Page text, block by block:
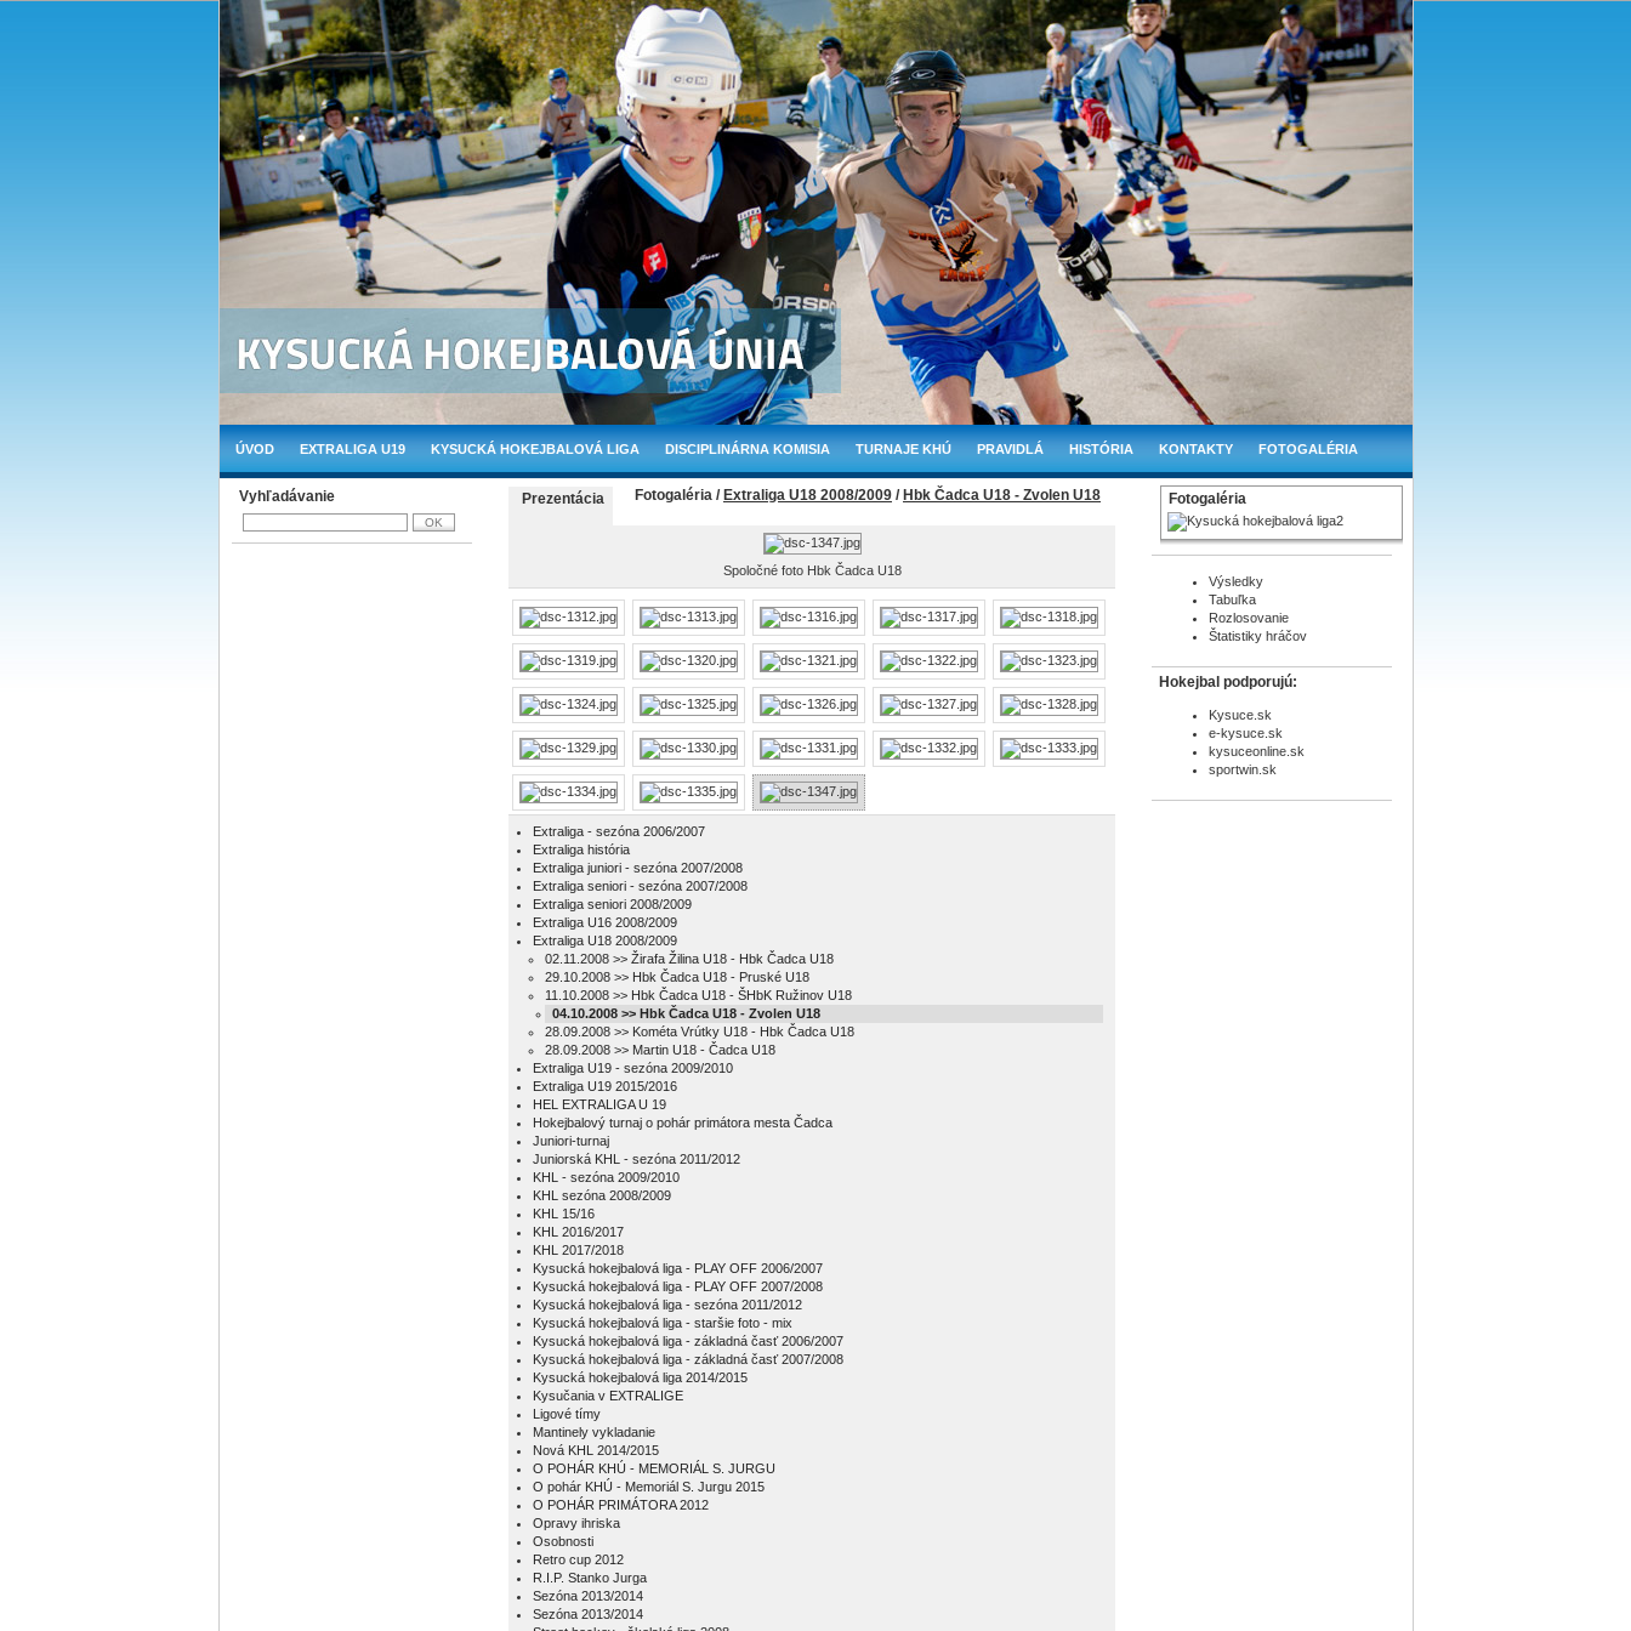
ÚVOD EXTRALIGA U19 KYSUCKÁ HOKEJBALOVÁ LIGA DISCIPLINÁRNA KOMISIA TURNAJE KHÚ PRAVIDLÁ HISTÓRIA KONTAKTY FOTOGALÉRIA
Vyhľadávanie Prezentácia Fotogaléria / Extraliga U18 2008/2009 / Hbk Čadca U18 - Zvolen U18
Spoločné foto Hbk Čadca U18
Extraliga - sezóna 2006/2007
Extraliga história
Extraliga juniori - sezóna 2007/2008
Extraliga seniori - sezóna 2007/2008
Extraliga seniori 2008/2009
Extraliga U16 2008/2009
Extraliga U18 2008/2009
02.11.2008 >> Žirafa Žilina U18 - Hbk Čadca U18
29.10.2008 >> Hbk Čadca U18 - Pruské U18
11.10.2008 >> Hbk Čadca U18 - ŠHbK Ružinov U18
04.10.2008 >> Hbk Čadca U18 - Zvolen U18
28.09.2008 >> Kométa Vrútky U18 - Hbk Čadca U18
28.09.2008 >> Martin U18 - Čadca U18
Extraliga U19 - sezóna 2009/2010
Extraliga U19 2015/2016
HEL EXTRALIGA U 19
Hokejbalový turnaj o pohár primátora mesta Čadca
Juniori-turnaj
Juniorská KHL - sezóna 2011/2012
KHL - sezóna 2009/2010
KHL sezóna 2008/2009
KHL 15/16
KHL 2016/2017
KHL 2017/2018
Kysucká hokejbalová liga - PLAY OFF 2006/2007
Kysucká hokejbalová liga - PLAY OFF 2007/2008
Kysucká hokejbalová liga - sezóna 2011/2012
Kysucká hokejbalová liga - staršie foto - mix
Kysucká hokejbalová liga - základná časť 2006/2007
Kysucká hokejbalová liga - základná časť 2007/2008
Kysucká hokejbalová liga 2014/2015
Kysučania v EXTRALIGE
Ligové tímy
Mantinely vykladanie
Nová KHL 2014/2015
O POHÁR KHÚ - MEMORIÁL S. JURGU
O pohár KHÚ - Memoriál S. Jurgu 2015
O POHÁR PRIMÁTORA 2012
Opravy ihriska
Osobnosti
Retro cup 2012
R.I.P. Stanko Jurga
Sezóna 2013/2014
Sezóna 2013/2014
Fotogaléria
Výsledky
Tabuľka
Rozlosovanie
Štatistiky hráčov
Hokejbal podporujú:
Kysuce.sk
e-kysuce.sk
kysuceonline.sk
sportwin.sk